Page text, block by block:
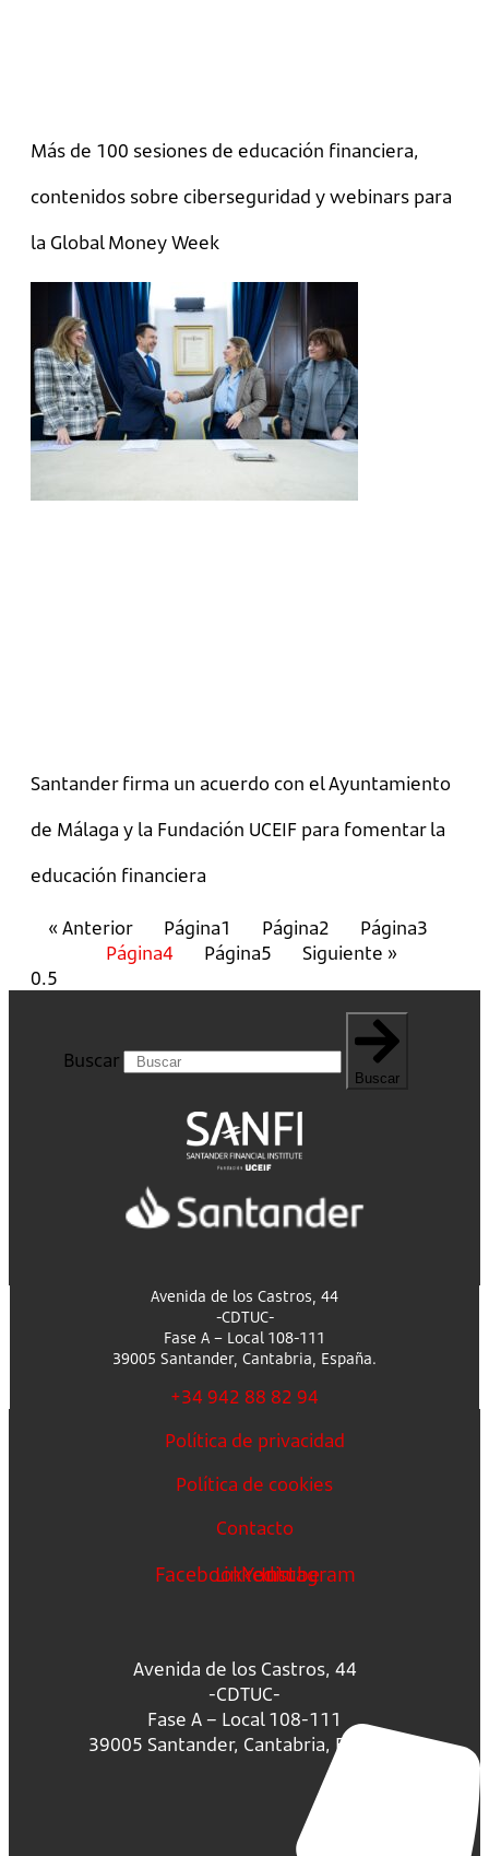
Más de 100 sesiones de educación financiera,
contenidos sobre ciberseguridad y webinars para
la Global Money Week
Santander firma un acuerdo con el Ayuntamiento
de Málaga y la Fundación UCEIF para fomentar la
educación financiera
« Anterior Página1 Página2 Página3
Página4 Página5 Siguiente »
Buscar
Buscar
Avenida de los Castros, 44
-CDTUC-
Fase A – Local 108-111
39005 Santander, Cantabria, España.
+34 942 88 82 94
Política de privacidad
Política de cookies
Contacto
FacebookLinkedin
Youtube
Instagram
Avenida de los Castros, 44
-CDTUC-
Fase A – Local 108-111
39005 Santander, Cantabria, España.